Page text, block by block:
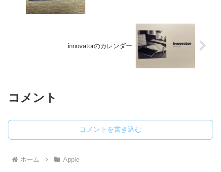
innovatorのカレンダー
コメント
コメントを書き込む
ホーム Apple